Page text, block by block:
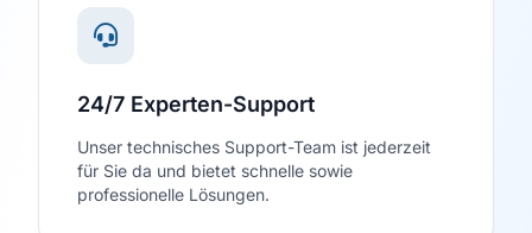
24/7 Experten-Support
Unser technisches Support-Team ist jederzeit
für Sie da und bietet schnelle sowie
professionelle Lösungen.